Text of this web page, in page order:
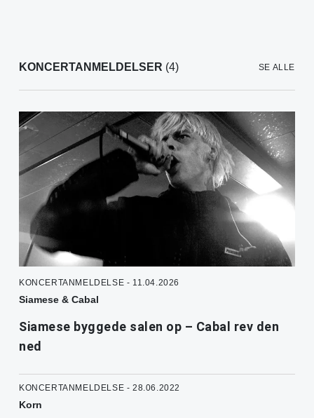
KONCERTANMELDELSER (4) SE ALLE
KONCERTANMELDELSE - 11.04.2026
Siamese & Cabal
Siamese byggede salen op – Cabal rev den
ned
KONCERTANMELDELSE - 28.06.2022
Korn